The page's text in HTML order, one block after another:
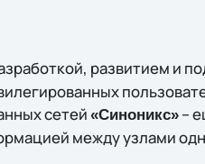
развитием и
сетей«Синоникс» –
между узлами